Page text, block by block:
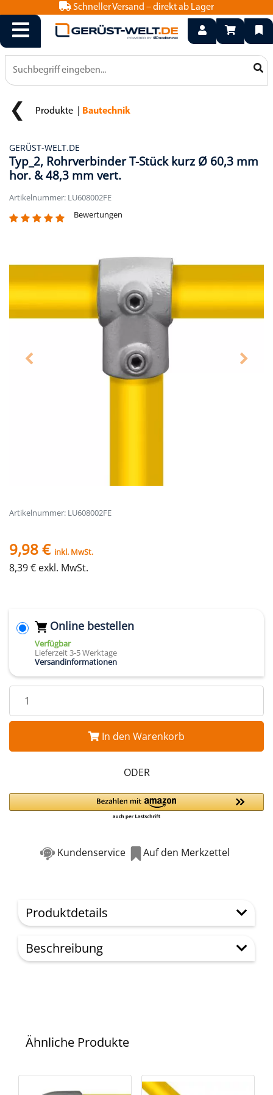
Schneller Versand – direkt ab Lager
0800 15 50 550
info@geruest-welt.de
Produkte Bautechnik
GERÜST-WELT.DE
Typ_2, Rohrverbinder T-Stück kurz Ø 60,3 mm
hor. & 48,3 mm vert.
Artikelnummer: LU608002FE
Bewertungen
Artikelnummer: LU608002FE
9,98 € inkl. MwSt.
8,39 € exkl. MwSt.
Online bestellen
Verfügbar
Lieferzeit 3-5 Werktage
Versandinformationen
In den Warenkorb
ODER
Kundenservice Auf den Merkzettel
Produktdetails
Beschreibung
Ähnliche Produkte